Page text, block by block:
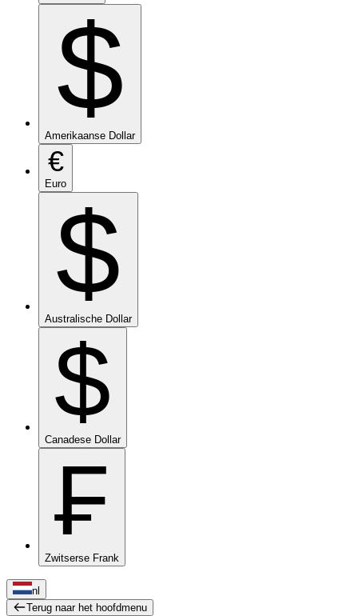
$
Amerikaanse Dollar
€
Euro
$
Australische Dollar
$
Canadese Dollar
₣
Zwitserse Frank
nl
Terug naar het hoofdmenu